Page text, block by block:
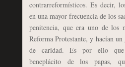
contrarreformísticos. Es decir,
en una mayor frecuencia de los
penitencia, que era uno de los
Reforma Protestante, y hacían un
de caridad. Es por ello
beneplácito de los papas,